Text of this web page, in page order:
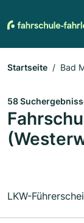
Startseite Bad
58
LKW-